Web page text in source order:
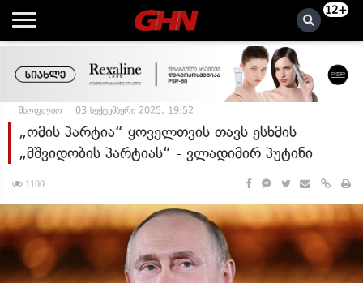
12+
მსოფლიო 03 სექტემბერი 2025, 19:52
„ომის პარტია“ ყოველთვის თავს ესხმის
„მშვიდობის პარტიას“ - ვლადიმირ პუტინი
1100